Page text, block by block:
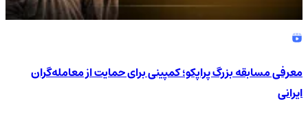
معرفی مسابقه بزرگ پراپکو؛ کمپینی برای حمایت از معامله‌گران
ایرانی